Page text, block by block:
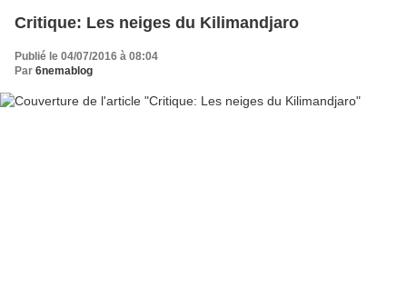
Critique: Les neiges du Kilimandjaro
Publié le 04/07/2016 à 08:04
Par 6nemablog